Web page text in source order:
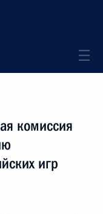
комиссия
игр